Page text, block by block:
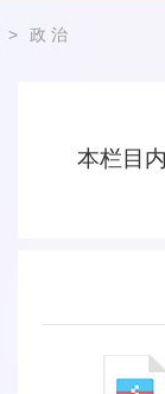
> 政 治
本栏目